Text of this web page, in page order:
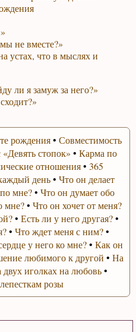
не вместе?»
устах, что в мыслях и
ли я замуж за него?»
рождения• Совместимость
стопок» • Карма по
отношения•365
день• Что он делает
мне?•Что он думает обо
мне?• Что он хочет от меня?
•Есть ли у него другая?•
•Что ждет меня с ним?•
у него ко мне?• Как он
любимого к другой • На
иголках на любовь•
розы